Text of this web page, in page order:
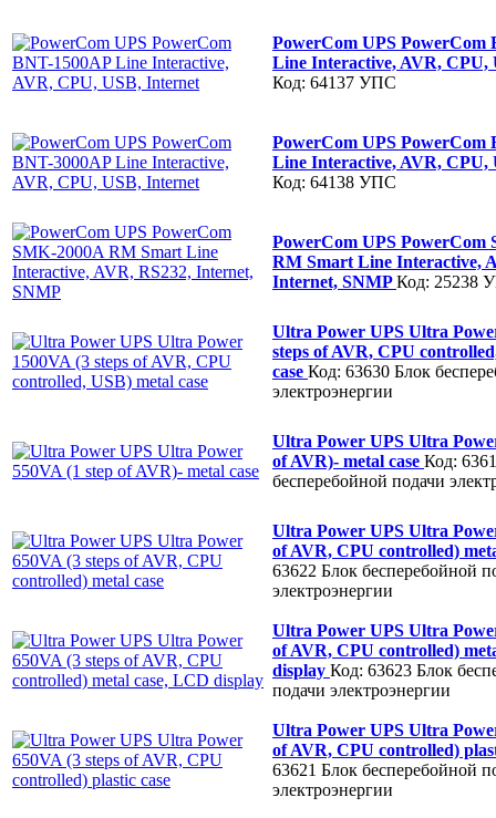
PowerCom UPS PowerCom
Line Interactive, AVR, CPU,
Код: 64137 УПС
PowerCom UPS PowerCom
Line Interactive, AVR, CPU,
Код: 64138 УПС
PowerCom UPS PowerCom
RM Smart Line Interactive,
Internet, SNMPКод: 25238
Ultra Power UPS Ultra
steps of AVR, CPU
case Код: 63630 Блок
электроэнергии
Ultra Power UPS Ultra
of AVR)- metal case Код:
бесперебойной подачи
Ultra Power UPS Ultra
of AVR, CPU controlled)
63622 Блок бесперебойной
электроэнергии
Ultra Power UPS Ultra
of AVR, CPU controlled)
display Код: 63623 Блок
подачи электроэнергии
Ultra Power UPS Ultra
of AVR, CPU controlled)
63621 Блок бесперебойной
электроэнергии